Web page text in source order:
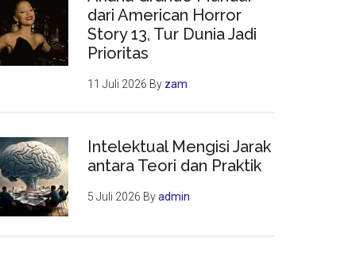
dari American Horror
Story 13, Tur Dunia Jadi
Prioritas
11 Juli 2026 By zam
Intelektual Mengisi Jarak
antara Teori dan Praktik
5 Juli 2026 Byadmin